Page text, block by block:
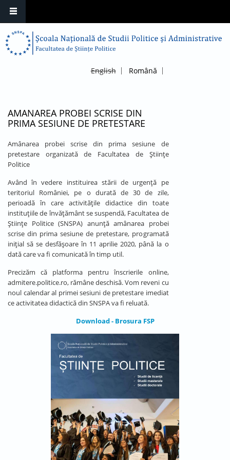
English Română
AMANAREA PROBEI SCRISE DIN
PRIMA SESIUNE DE PRETESTARE
Amânarea probei scrise din prima sesiune de
pretestare organizată de Facultatea de Științe
Politice
Având în vedere instituirea stării de urgență pe
teritoriul României, pe o durată de 30 de zile,
perioadă în care activitățile didactice din toate
instituțiile de învățământ se suspendă, Facultatea de
Științe Politice (SNSPA) anunță amânarea probei
scrise din prima sesiune de pretestare, programată
inițial să se desfășoare în 11 aprilie 2020, până la o
dată care va fi comunicată în timp util.
Precizăm că platforma pentru înscrierile online,
admitere.politice.ro, rămâne deschisă. Vom reveni cu
noul calendar al primei sesiuni de pretestare imediat
ce activitatea didactică din SNSPA va fi reluată.
Download - Brosura FSP